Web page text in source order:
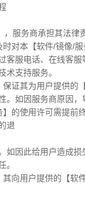
，服务商承担其法律
时对本【软件/镜像/
客服电话、在线客服
术支持服务。
证其为用户提供的
。如因服务商原因，
】的使用许可需提前
退
如因此给用户造成损
。
其向用户提供的【软